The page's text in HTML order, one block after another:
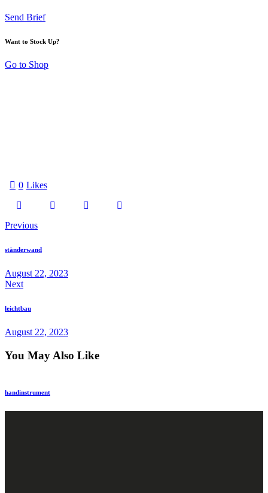
Send Brief
Want to Stock Up?
Go to Shop
0 Likes
Previous
ständerwand
August 22, 2023
Next
leichtbau
August 22, 2023
You May Also Like
handinstrument